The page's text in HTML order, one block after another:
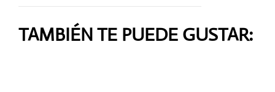
TAMBIÉN TE PUEDE GUSTAR: